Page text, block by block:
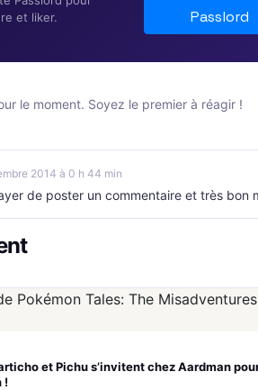
et liker.
Passlord
le moment. Soyez le premier à réagir !
2014 à 0 h 44 min
de poster un commentaire et très bon
et Pichu s’invitent chez Aardman
!